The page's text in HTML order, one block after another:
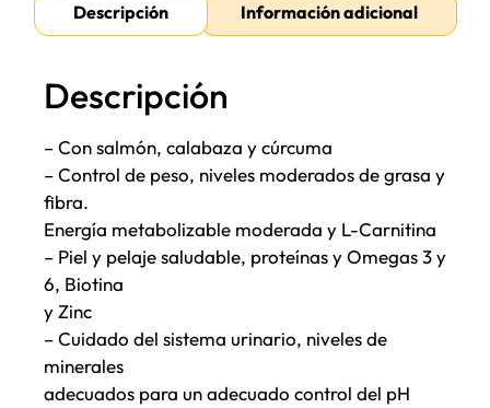
Descripción Información adicional
Descripción
– Con salmón, calabaza y cúrcuma
– Control de peso, niveles moderados de grasa y
fibra.
Energía metabolizable moderada y L-Carnitina
– Piel y pelaje saludable, proteínas y Omegas 3 y
6, Biotina
y Zinc
– Cuidado del sistema urinario, niveles de
minerales
adecuados para un adecuado control del pH